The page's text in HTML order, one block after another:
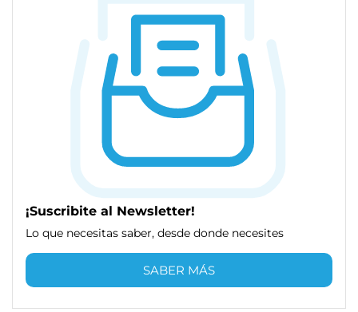
¡Suscribite al Newsletter!
Lo que necesitas saber, desde donde necesites
SABER MÁS